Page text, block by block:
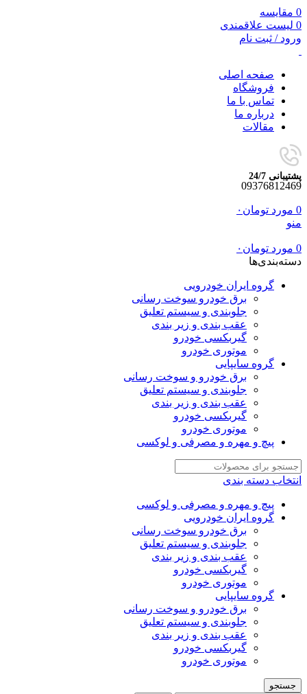
0 مقایسه
0 لیست علاقمندی
ورود / ثبت نام
صفحه اصلی
فروشگاه
تماس با ما
درباره ما
مقالات
پشتیبانی 24/7
09376812469
0 مورد تومان ۰
منو
0 مورد تومان ۰
دسته‌بندی‌ها
گروه ایران خودرویی
برق خودرو سوخت رسانی
جلوبندی و سیستم تعلیق
عقب بندی و زیر بندی
گیربکسی خودرو
موتوری خودرو
گروه سایپایی
برق خودرو و سوخت رسانی
جلوبندی و سیستم تعلیق
عقب بندی و زیر بندی
گیربکسی خودرو
موتوری خودرو
پیچ و مهره و مصرفی و لوکسی
انتخاب دسته بندی
پیچ و مهره و مصرفی و لوکسی
گروه ایران خودرویی
برق خودرو سوخت رسانی
جلوبندی و سیستم تعلیق
عقب بندی و زیر بندی
گیربکسی خودرو
موتوری خودرو
گروه سایپایی
برق خودرو و سوخت رسانی
جلوبندی و سیستم تعلیق
عقب بندی و زیر بندی
گیربکسی خودرو
موتوری خودرو
جستجو